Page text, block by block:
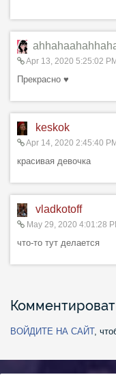
Apr 13, 2020 5:25:02 PM
Прекрасно ♥
keskok
Apr 14, 2020 2:45:40 PM
красивая девочка
vladkotoff
May 29, 2020 4:01:28
что-то тут делается
ВОЙДИТЕ НА САЙТ,